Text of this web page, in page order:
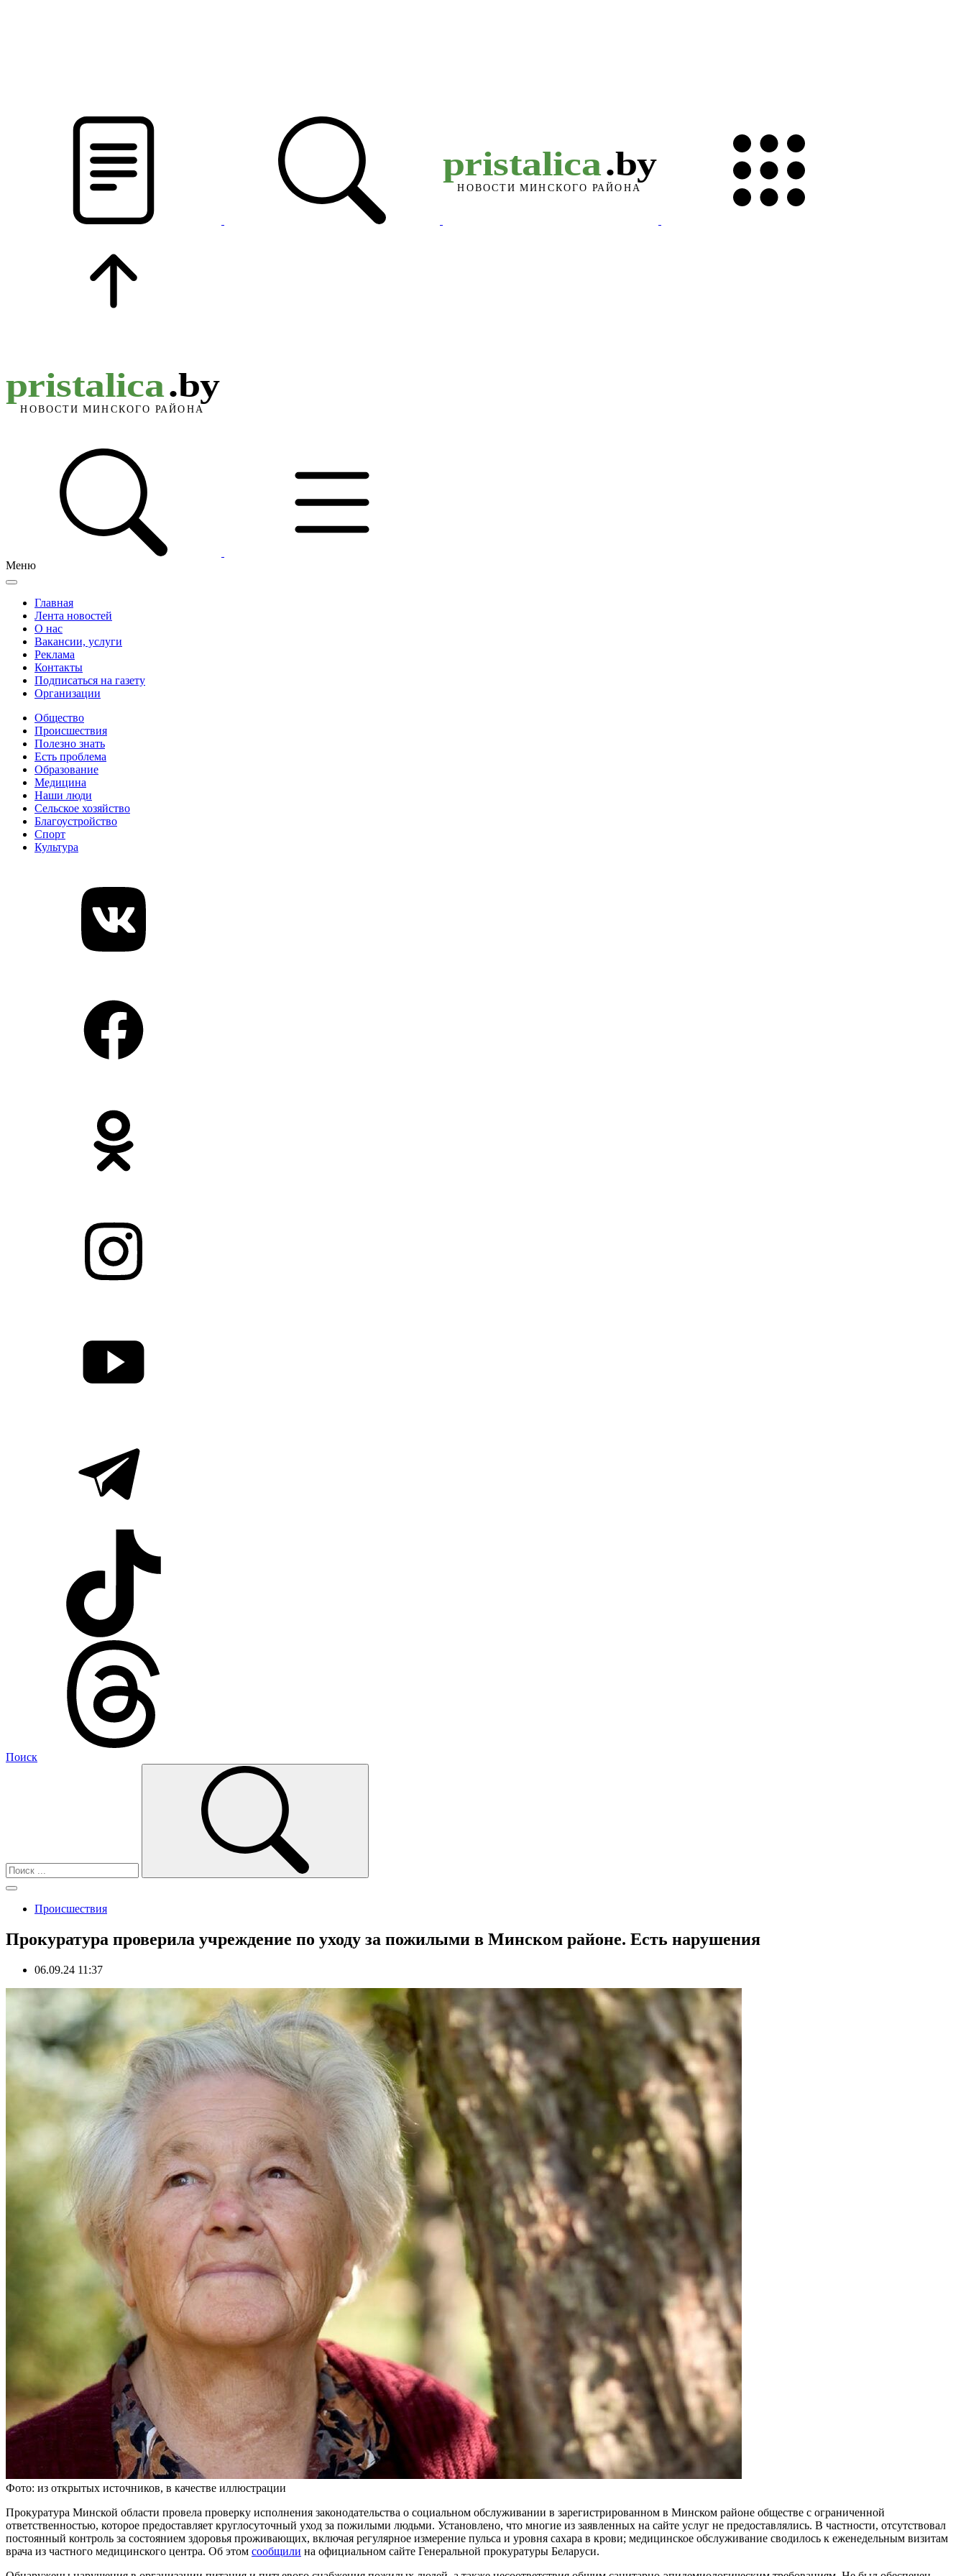
Меню
Главная
Лента новостей
О нас
Вакансии, услуги
Реклама
Контакты
Подписаться на газету
Организации
Общество
Происшествия
Полезно знать
Есть проблема
Образование
Медицина
Наши люди
Сельское хозяйство
Благоустройство
Спорт
Культура
Поиск
Происшествия
Прокуратура проверила учреждение по уходу за пожилыми в Минском районе. Есть нарушения
06.09.24 11:37
Фото: из открытых источников, в качестве иллюстрации
Прокуратура Минской области провела проверку исполнения законодательства о социальном обслуживании в зарегистрированном в Минском районе обществе с ограниченной
ответственностью, которое предоставляет круглосуточный уход за пожилыми людьми. Установлено, что многие из заявленных на сайте услуг не предоставлялись. В частности, отсутствовал
постоянный контроль за состоянием здоровья проживающих, включая регулярное измерение пульса и уровня сахара в крови; медицинское обслуживание сводилось к еженедельным визитам
врача из частного медицинского центра. Об этом сообщили на официальном сайте Генеральной прокуратуры Беларуси.